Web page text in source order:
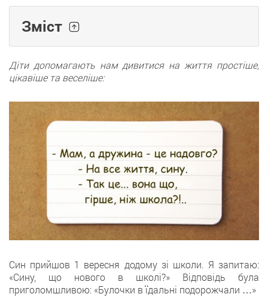
Зміст
Діти допомагають нам дивитися на життя простіше,
цікавіше та веселіше:
Син прийшов 1 вересня додому зі школи. Я запитаю:
«Сину, що нового в школі?» Відповідь була
приголомшливою: «Булочки в їдальні подорожчали …»